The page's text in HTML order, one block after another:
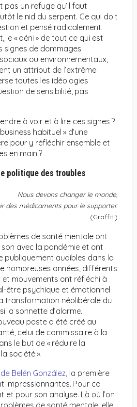
pas un refuge qu’il faut
le nid du serpent. Ce qui doit
et pensé radicalement.
le « déni » de tout ce qui est
signes de dommages
ou environnementaux,
un attribut de l’extrême
toutes les idéologies
de sensibilité, pas
à voir et à lire ces signes ?
habituel » d’une
pour y réfléchir ensemble et
en main ?
politique des troubles
Nous devons changer le monde,
des médicaments pour le supporter.
(Graffiti)
de santé mentale ont
avec la pandémie et ont
publiquement audibles dans la
nombreuses années, différents
mouvements ont réfléchi à
être psychique et émotionnel
transformation néolibérale du
la sonnette d’alarme.
poste a été créé au
celui de commissaire à la
le but de « réduire la
société ».
Belén González, la première
impressionnantes. Pour ce
et pour son analyse. Là où l’on